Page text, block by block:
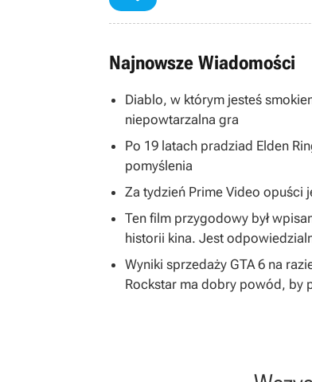
Najnowsze Wiadomości
Diablo, w którym jesteś
niepowtarzalna gra
Po 19 latach pradziad Elden
pomyślenia
Za tydzień Prime Video opuści
Ten film przygodowy był
historii kina. Jest
Wyniki sprzedaży GTA 6 na
Rockstar ma dobry powód, by